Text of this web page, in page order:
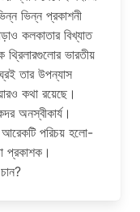
ভিন্ন প্রকাশনী
কলকাতার বিখ্যাত
থ্রিলারগুলোর ভারতীয়
তার উপন্যাস
কথা রয়েছে।
অনস্বীকার্য।
আরেকটি পরিচয় হলো-
প্রকাশক।